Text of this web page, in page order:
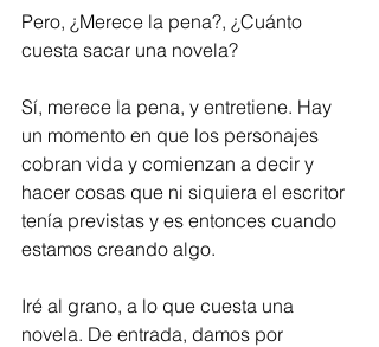
Pero, ¿Merece la pena?, ¿Cuánto
cuesta sacar una novela?
Sí, merece la pena, y entretiene. Hay
un momento en que los personajes
cobran vida y comienzan a decir y
hacer cosas que ni siquiera el escritor
tenía previstas y es entonces cuando
estamos creando algo.
Iré al grano, a lo que cuesta una
novela. De entrada, damos por